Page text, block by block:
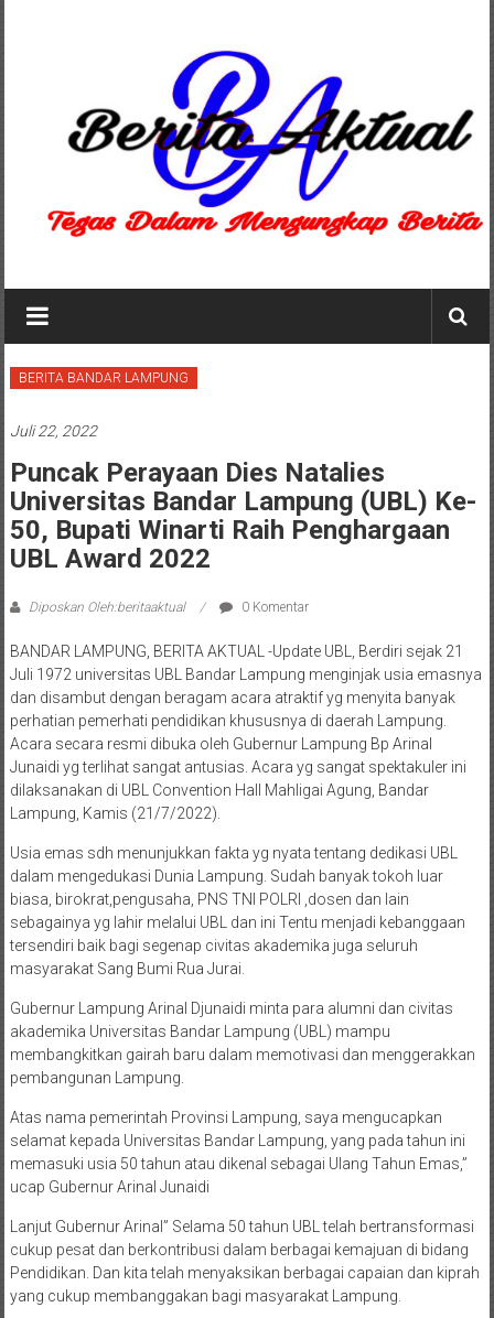
Berita
Aktual
berita
terpercaya
BERITA BANDAR LAMPUNG
Juli 22, 2022
Puncak Perayaan Dies Natalies
Universitas Bandar Lampung (UBL) Ke-
50, Bupati Winarti Raih Penghargaan
UBL Award 2022
Diposkan Oleh:beritaaktual 0 Komentar
BANDAR LAMPUNG, BERITA AKTUAL -Update UBL, Berdiri sejak 21
Juli 1972 universitas UBL Bandar Lampung menginjak usia emasnya
dan disambut dengan beragam acara atraktif yg menyita banyak
perhatian pemerhati pendidikan khususnya di daerah Lampung.
Acara secara resmi dibuka oleh Gubernur Lampung Bp Arinal
Junaidi yg terlihat sangat antusias. Acara yg sangat spektakuler ini
dilaksanakan di UBL Convention Hall Mahligai Agung, Bandar
Lampung, Kamis (21/7/2022).
Usia emas sdh menunjukkan fakta yg nyata tentang dedikasi UBL
dalam mengedukasi Dunia Lampung. Sudah banyak tokoh luar
biasa, birokrat,pengusaha, PNS TNI POLRI ,dosen dan lain
sebagainya yg lahir melalui UBL dan ini Tentu menjadi kebanggaan
tersendiri baik bagi segenap civitas akademika juga seluruh
masyarakat Sang Bumi Rua Jurai.
Gubernur Lampung Arinal Djunaidi minta para alumni dan civitas
akademika Universitas Bandar Lampung (UBL) mampu
membangkitkan gairah baru dalam memotivasi dan menggerakkan
pembangunan Lampung.
Atas nama pemerintah Provinsi Lampung, saya mengucapkan
selamat kepada Universitas Bandar Lampung, yang pada tahun ini
memasuki usia 50 tahun atau dikenal sebagai Ulang Tahun Emas,”
ucap Gubernur Arinal Junaidi
Lanjut Gubernur Arinal” Selama 50 tahun UBL telah bertransformasi
cukup pesat dan berkontribusi dalam berbagai kemajuan di bidang
Pendidikan. Dan kita telah menyaksikan berbagai capaian dan kiprah
yang cukup membanggakan bagi masyarakat Lampung.